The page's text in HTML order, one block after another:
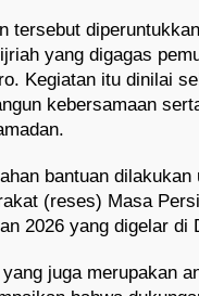
tersebut
yang digagas
Kegiatan itu dinilai
kebersamaan
bantuan
(reses) Masa
2026 yang digelar di
yang juga merupakan